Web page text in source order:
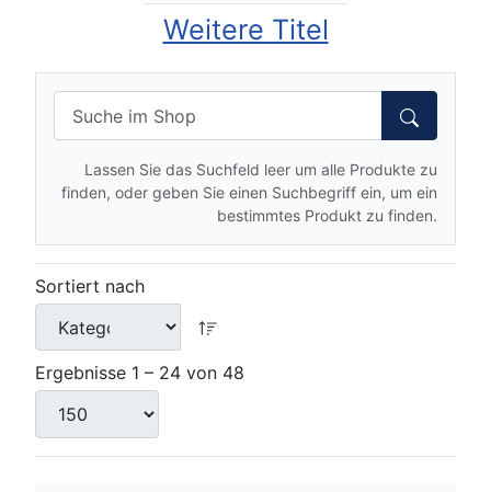
Weitere Titel
Lassen Sie das Suchfeld leer um alle Produkte zu
finden, oder geben Sie einen Suchbegriff ein, um ein
bestimmtes Produkt zu finden.
Sortiert nach
Ergebnisse 1 – 24 von 48